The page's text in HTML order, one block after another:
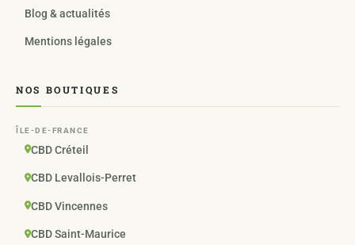
Blog & actualités
Mentions légales
NOS BOUTIQUES
ÎLE-DE-FRANCE
CBD Créteil
CBD Levallois-Perret
CBD Vincennes
CBD Saint-Maurice